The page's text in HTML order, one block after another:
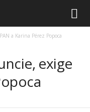
a Karina Pérez Popoca
exige